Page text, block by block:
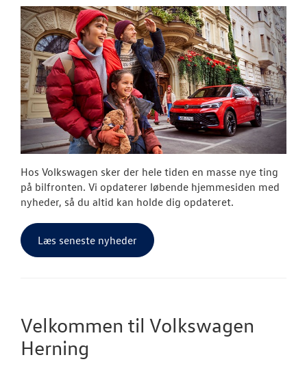
Hos Volkswagen sker der hele tiden en masse nye ting
på bilfronten. Vi opdaterer løbende hjemmesiden med
nyheder, så du altid kan holde dig opdateret.
Læs seneste nyheder
Velkommen til Volkswagen
Herning